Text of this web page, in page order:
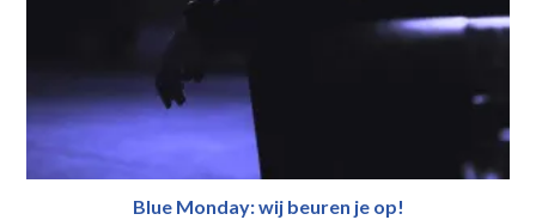
Blue Monday: wij beuren je op!